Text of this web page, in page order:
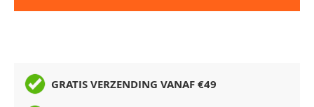
GRATIS VERZENDING VANAF €49